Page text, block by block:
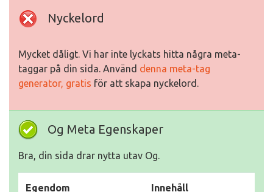
Nyckelord
Mycket dåligt. Vi har inte lyckats hitta några meta-
taggar på din sida. Använd denna meta-tag
generator, gratis för att skapa nyckelord.
Og Meta Egenskaper
Bra, din sida drar nytta utav Og.
Egendom Innehåll